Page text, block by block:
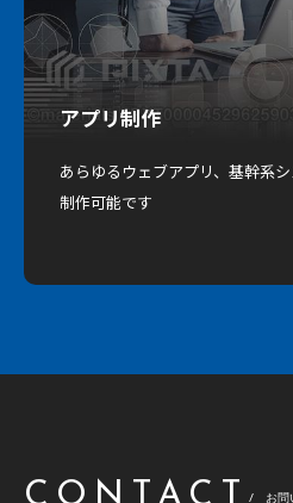
アプリ制作
あらゆるウェブアプリ、基幹系
制作可能です
/ お問